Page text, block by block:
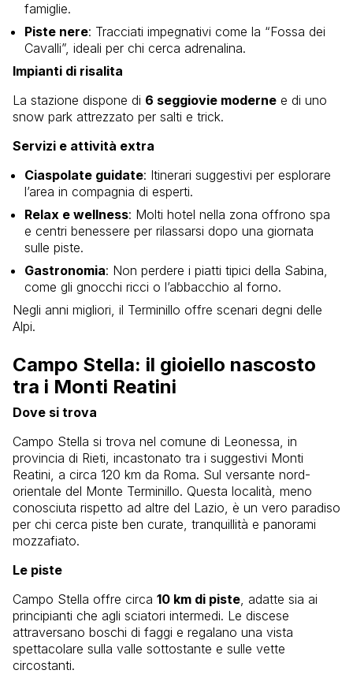
famiglie.
Piste nere: Tracciati impegnativi come la “Fossa dei
Cavalli”, ideali per chi cerca adrenalina.
Impianti di risalita
La stazione dispone di 6 seggiovie moderne e di uno
snow park attrezzato per salti e trick.
Servizi e attività extra
Ciaspolate guidate: Itinerari suggestivi per esplorare
l’area in compagnia di esperti.
Relax e wellness: Molti hotel nella zona offrono spa
e centri benessere per rilassarsi dopo una giornata
sulle piste.
Gastronomia: Non perdere i piatti tipici della Sabina,
come gli gnocchi ricci o l’abbacchio al forno.
Negli anni migliori, il Terminillo offre scenari degni delle
Alpi.
Campo Stella: il gioiello nascosto
tra i Monti Reatini
Dove si trova
Campo Stella si trova nel comune di Leonessa, in
provincia di Rieti, incastonato tra i suggestivi Monti
Reatini, a circa 120 km da Roma. Sul versante nord-
orientale del Monte Terminillo. Questa località, meno
conosciuta rispetto ad altre del Lazio, è un vero paradiso
per chi cerca piste ben curate, tranquillità e panorami
mozzafiato.
Le piste
Campo Stella offre circa 10 km di piste , adatte sia ai
principianti che agli sciatori intermedi. Le discese
attraversano boschi di faggi e regalano una vista
spettacolare sulla valle sottostante e sulle vette
circostanti.